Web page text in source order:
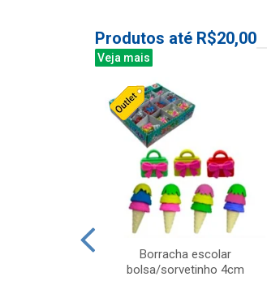
Produtos até R$20,00
Veja mais
Borracha escolar
bolsa/sorvetinho 4cm